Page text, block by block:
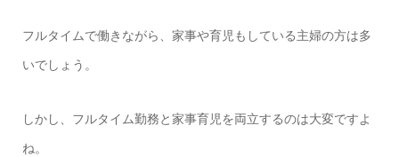
フルタイムで働きながら、家事や育児もしている主婦の方は多
いでしょう。
しかし、フルタイム勤務と家事育児を両立するのは大変ですよ
ね。